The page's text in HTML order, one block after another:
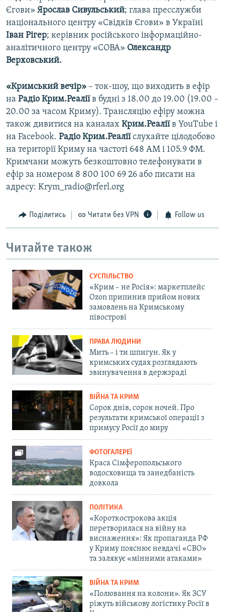
Єгови» Ярослав Сивульський; глава пресслужби
національного центру «Свідків Єгови» в Україні
Іван Рігер; керівник російського інформаційно-
аналітичного центру «СОВА» Олександр
Верховський.
«Кримський вечір» – ток-шоу, що виходить в ефір
на Радіо Крим.Реаліїв будні з 18.00 до 19.00 (19.00 –
20.00 за часом Криму). Трансляцію ефіру можна
також дивитися на каналах Крим.Реаліїв YouTube і
на Facebook. Радіо Крим.Реаліїслухайте цілодобово
на території Криму на частоті 648 АМ і 105.9 ФМ.
Кримчани можуть безкоштовно телефонувати в
ефір за номером 8 800 100 69 26 або писати на
адресу: Krym_radio@rferl.org
Поділитись Читати без VPN Follow us
Читайте також
СУСПІЛЬСТВО
«Крим – не Росія»: маркетплейс
Ozon припинив прийом нових
замовлень на Кримському
півострові
ПРАВА ЛЮДИНИ
Мить – і ти шпигун. Як у
кримських судах розглядають
звинувачення в держзраді
ВІЙНА ТА КРИМ
Сорок днів, сорок ночей. Про
результати кримської операції з
примусу Росії до миру
ФОТОГАЛЕРЕЇ
Краса Сімферопольського
водосховища та занедбаність
довкола
ПОЛІТИКА
«Короткострокова акція
перетворилася на війну на
виснаження»: Як пропаганда РФ
у Криму пояснює невдачі «СВО»
та залякує «мінними атаками»
ВІЙНА ТА КРИМ
«Полювання на колони». Як ЗСУ
ріжуть військову логістику Росії в